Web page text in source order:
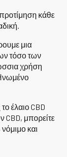
κάθε
μια
τόσο των
χρήση
έλαιο CBD
CBD, μπορείτε
και